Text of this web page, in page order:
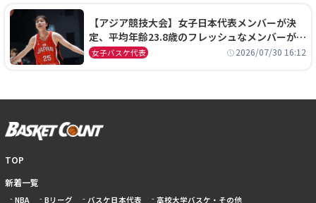
【アジア競技大会】女子日本代表メンバーが決
定、平均年齢23.8歳のフレッシュなメンバーが日
本開催の大舞台で頂点を狙う
女子バスケ代表 2026/07/30 16:12
TOP
新着一覧
NBA Bリーグ バスケ日本代表 高校大学バスケ・その他